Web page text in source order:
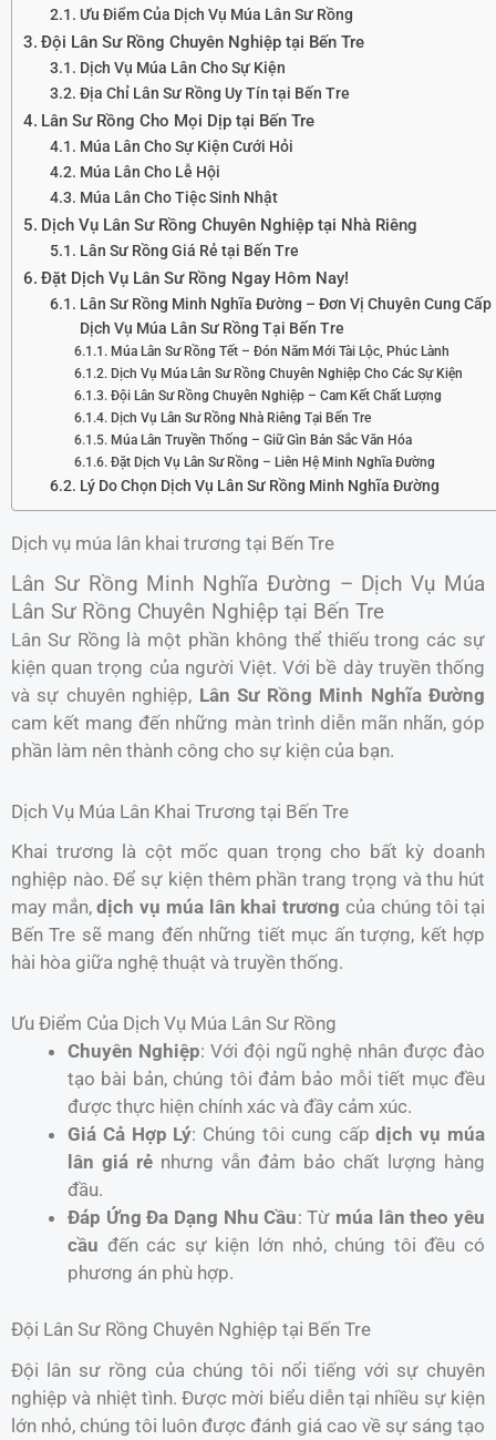
Ưu Điểm Của Dịch Vụ Múa Lân Sư Rồng
Đội Lân Sư Rồng Chuyên Nghiệp tại Bến Tre
Dịch Vụ Múa Lân Cho Sự Kiện
Địa Chỉ Lân Sư Rồng Uy Tín tại Bến Tre
Lân Sư Rồng Cho Mọi Dịp tại Bến Tre
Múa Lân Cho Sự Kiện Cưới Hỏi
Múa Lân Cho Lễ Hội
Múa Lân Cho Tiệc Sinh Nhật
Dịch Vụ Lân Sư Rồng Chuyên Nghiệp tại Nhà Riêng
Lân Sư Rồng Giá Rẻ tại Bến Tre
Đặt Dịch Vụ Lân Sư Rồng Ngay Hôm Nay!
Lân Sư Rồng Minh Nghĩa Đường – Đơn Vị Chuyên Cung Cấp
Dịch Vụ Múa Lân Sư Rồng Tại Bến Tre
Múa Lân Sư Rồng Tết – Đón Năm Mới Tài Lộc, Phúc Lành
Dịch Vụ Múa Lân Sư Rồng Chuyên Nghiệp Cho Các Sự Kiện
Đội Lân Sư Rồng Chuyên Nghiệp – Cam Kết Chất Lượng
Dịch Vụ Lân Sư Rồng Nhà Riêng Tại Bến Tre
Múa Lân Truyền Thống – Giữ Gìn Bản Sắc Văn Hóa
Đặt Dịch Vụ Lân Sư Rồng – Liên Hệ Minh Nghĩa Đường
Lý Do Chọn Dịch Vụ Lân Sư Rồng Minh Nghĩa Đường
Dịch vụ múa lân khai trương tại Bến Tre
Lân Sư Rồng Minh Nghĩa Đường – Dịch Vụ Múa
Lân Sư Rồng Chuyên Nghiệp tại Bến Tre
Lân Sư Rồng là một phần không thể thiếu trong các sự
kiện quan trọng của người Việt. Với bề dày truyền thống
và sự chuyên nghiệp, Lân Sư Rồng Minh Nghĩa Đường
cam kết mang đến những màn trình diễn mãn nhãn, góp
phần làm nên thành công cho sự kiện của bạn.
Dịch Vụ Múa Lân Khai Trương tại Bến Tre
Khai trương là cột mốc quan trọng cho bất kỳ doanh
nghiệp nào. Để sự kiện thêm phần trang trọng và thu hút
may mắn,dịch vụ múa lân khai trương của chúng tôi tại
Bến Tre sẽ mang đến những tiết mục ấn tượng, kết hợp
hài hòa giữa nghệ thuật và truyền thống.
Ưu Điểm Của Dịch Vụ Múa Lân Sư Rồng
Chuyên Nghiệp: Với đội ngũ nghệ nhân được đào
tạo bài bản, chúng tôi đảm bảo mỗi tiết mục đều
được thực hiện chính xác và đầy cảm xúc.
Giá Cả Hợp Lý: Chúng tôi cung cấpdịch vụ múa
lân giá rẻ nhưng vẫn đảm bảo chất lượng hàng
đầu.
Đáp Ứng Đa Dạng Nhu Cầu: Từ múa lân theo yêu
cầu đến các sự kiện lớn nhỏ, chúng tôi đều có
phương án phù hợp.
Đội Lân Sư Rồng Chuyên Nghiệp tại Bến Tre
Đội lân sư rồng của chúng tôi nổi tiếng với sự chuyên
nghiệp và nhiệt tình. Được mời biểu diễn tại nhiều sự kiện
lớn nhỏ, chúng tôi luôn được đánh giá cao về sự sáng tạo